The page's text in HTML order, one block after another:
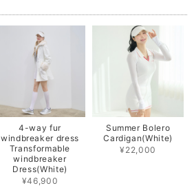
4-way fur
windbreaker dress
Transformable
windbreaker
Dress(White)
¥46,900
Summer Bolero
Cardigan(White)
¥22,000